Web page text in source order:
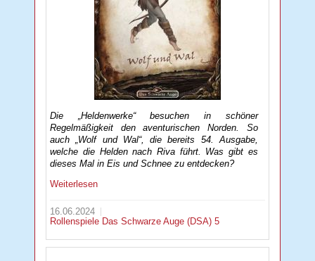
Die „Heldenwerke“ besuchen in schöner
Regelmäßigkeit den aventurischen Norden. So
auch „Wolf und Wal“, die bereits 54. Ausgabe,
welche die Helden nach Riva führt. Was gibt es
dieses Mal in Eis und Schnee zu entdecken?
Weiterlesen
16.06.2024
Rollenspiele Das Schwarze Auge (DSA) 5